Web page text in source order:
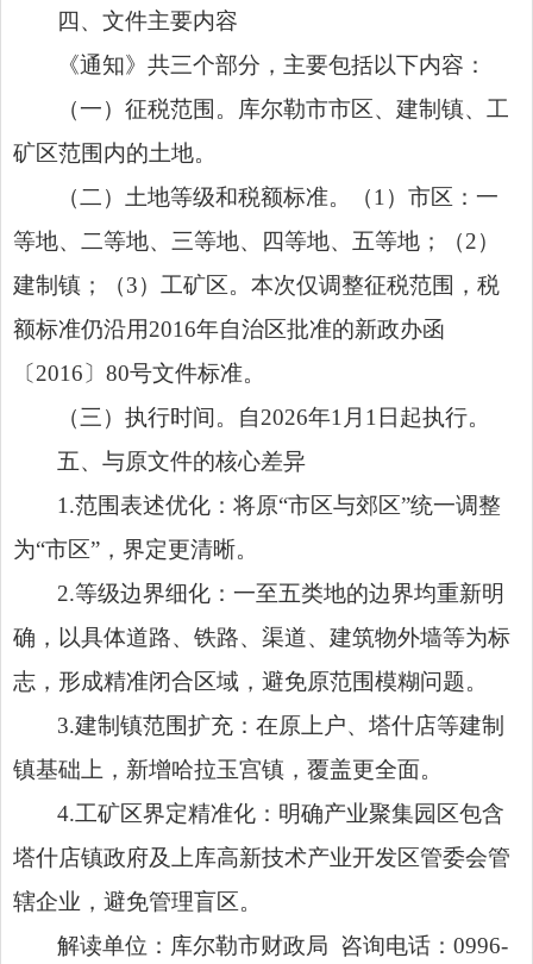
四、文件主要内容
《通知》共三个部分，主要包括以下内容：
（一）征税范围。库尔勒市市区、建制镇、工
矿区范围内的土地。
（二）土地等级和税额标准。（1）市区：一
等地、二等地、三等地、四等地、五等地；（2）
建制镇；（3）工矿区。本次仅调整征税范围，税
额标准仍沿用2016年自治区批准的新政办函
〔2016〕80号文件标准。
（三）执行时间。自2026年1月1日起执行。
五、与原文件的核心差异
1.范围表述优化：将原“市区与郊区”统一调整
为“市区”，界定更清晰。
2.等级边界细化：一至五类地的边界均重新明
确，以具体道路、铁路、渠道、建筑物外墙等为标
志，形成精准闭合区域，避免原范围模糊问题。
3.建制镇范围扩充：在原上户、塔什店等建制
镇基础上，新增哈拉玉宫镇，覆盖更全面。
4.工矿区界定精准化：明确产业聚集园区包含
塔什店镇政府及上库高新技术产业开发区管委会管
辖企业，避免管理盲区。
解读单位：库尔勒市财政局 咨询电话：0996-